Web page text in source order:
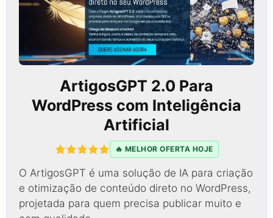
ArtigosGPT 2.0 Para
WordPress com Inteligência
Artificial
🔥 MELHOR OFERTA HOJE
O ArtigosGPT é uma solução de IA para criação
e otimização de conteúdo direto no WordPress,
projetada para quem precisa publicar muito e